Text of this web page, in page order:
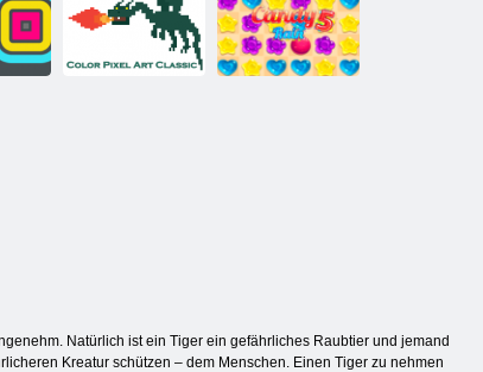
Fruita Crush
Natürlich ist ein Tiger ein gefährliches Raubtier und jemand
Kreatur schützen – dem Menschen. Einen Tiger zu nehmen